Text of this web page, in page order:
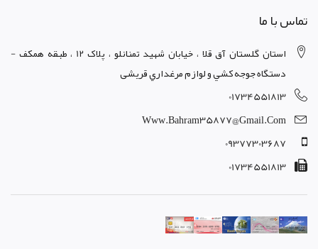
تماس با ما
استان گلستان آق قلا ، خيابان شهيد تمنانلو ، پلاک 12 ، طبقه همکف -
دستگاه جوجه کشي و لوازم مرغداري قریشی
01734551813
Www.bahram35877@gmail.com
09377303687
01734551813